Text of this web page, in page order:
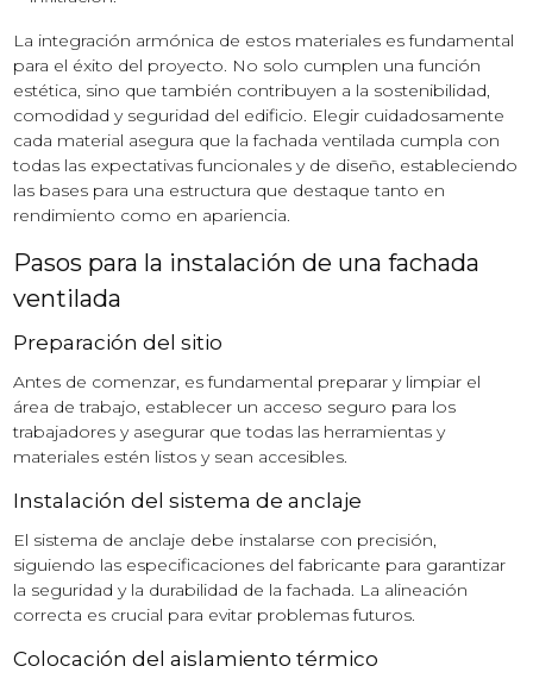
La integración armónica de estos materiales es fundamental
para el éxito del proyecto. No solo cumplen una función
estética, sino que también contribuyen a la sostenibilidad,
comodidad y seguridad del edificio. Elegir cuidadosamente
cada material asegura que la fachada ventilada cumpla con
todas las expectativas funcionales y de diseño, estableciendo
las bases para una estructura que destaque tanto en
rendimiento como en apariencia.
Pasos para la instalación de una fachada
ventilada
Preparación del sitio
Antes de comenzar, es fundamental preparar y limpiar el
área de trabajo, establecer un acceso seguro para los
trabajadores y asegurar que todas las herramientas y
materiales estén listos y sean accesibles.
Instalación del sistema de anclaje
El sistema de anclaje debe instalarse con precisión,
siguiendo las especificaciones del fabricante para garantizar
la seguridad y la durabilidad de la fachada. La alineación
correcta es crucial para evitar problemas futuros.
Colocación del aislamiento térmico